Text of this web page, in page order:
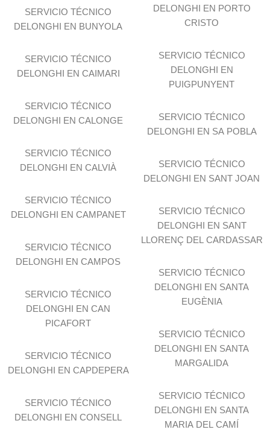
SERVICIO TÉCNICO
DELONGHI EN BUNYOLA
SERVICIO TÉCNICO
DELONGHI EN CAIMARI
SERVICIO TÉCNICO
DELONGHI EN CALONGE
SERVICIO TÉCNICO
DELONGHI EN CALVIÀ
SERVICIO TÉCNICO
DELONGHI EN CAMPANET
SERVICIO TÉCNICO
DELONGHI EN CAMPOS
SERVICIO TÉCNICO
DELONGHI EN CAN
PICAFORT
SERVICIO TÉCNICO
DELONGHI EN CAPDEPERA
SERVICIO TÉCNICO
DELONGHI EN CONSELL
DELONGHI EN PORTO
CRISTO
SERVICIO TÉCNICO
DELONGHI EN
PUIGPUNYENT
SERVICIO TÉCNICO
DELONGHI EN SA POBLA
SERVICIO TÉCNICO
DELONGHI EN SANT JOAN
SERVICIO TÉCNICO
DELONGHI EN SANT
LLORENÇ DEL CARDASSAR
SERVICIO TÉCNICO
DELONGHI EN SANTA
EUGÈNIA
SERVICIO TÉCNICO
DELONGHI EN SANTA
MARGALIDA
SERVICIO TÉCNICO
DELONGHI EN SANTA
MARIA DEL CAMÍ